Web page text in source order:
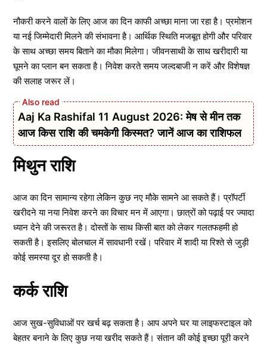
नौकरी करने वालों के लिए आज का दिन काफी अच्छा माना जा रहा है। प्रमोशन
या नई जिम्मेदारी मिलने की संभावना है। आर्थिक स्थिति मजबूत होगी और परिवार
के साथ अच्छा समय बिताने का मौका मिलेगा। जीवनसाथी के साथ खरीदारी या
घूमने का प्लान बन सकता है। निवेश करते समय जल्दबाजी न करें और विशेषज्ञ
की सलाह जरूर लें।
Aaj Ka Rashifal 11 August 2026: मेष से मीन तक
आज किस राशि की चमकेगी किस्मत? जानें आज का राशिफल
मिथुन राशि
आज का दिन सामान्य रहेगा लेकिन कुछ नए मौके सामने आ सकते हैं। प्रॉपर्टी
खरीदने या नया निवेश करने का विचार मन में आएगा। छात्रों को पढ़ाई पर ज्यादा
ध्यान देने की जरूरत है। दोस्तों के साथ किसी बात को लेकर गलतफहमी हो
सकती है। इसलिए बोलचाल में सावधानी रखें। परिवार में शादी या रिश्ते से जुड़ी
कोई समस्या दूर हो सकती है।
कर्क राशि
आज सुख-सुविधाओं पर खर्च बढ़ सकता है। आप अपने घर या लाइफस्टाइल को
बेहतर बनाने के लिए कुछ नया खरीद सकते हैं। संतान की कोई इच्छा पूरी करने